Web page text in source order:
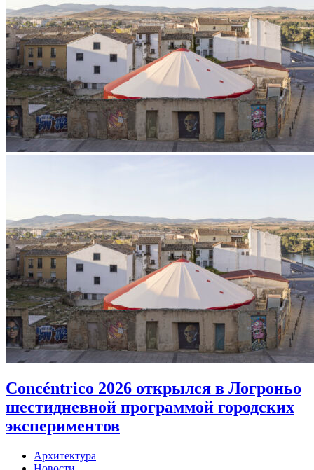
Concéntrico 2026 открылся в Логроньо
шестидневной программой городских
экспериментов
Архитектура